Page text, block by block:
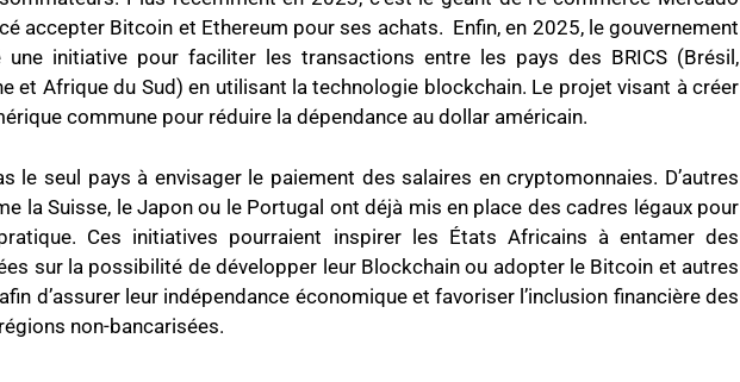
accepter Bitcoin et Ethereum pour ses achats. Enfin, en 2025, le gouvernement
une initiative pour faciliter les transactions entre les pays des BRICS (Brésil,
et Afrique du Sud) en utilisant la technologie blockchain. Le projet visant à créer
commune pour réduire la dépendance au dollar américain.
le seul pays à envisager le paiement des salaires en cryptomonnaies. D’autres
la Suisse, le Japon ou le Portugal ont déjà mis en place des cadres légaux pour
Ces initiatives pourraient inspirer les États Africains à entamer des
sur la possibilité de développer leur Blockchain ou adopter le Bitcoin et autres
d’assurer leur indépendance économique et favoriser l’inclusion financière des
non-bancarisées.